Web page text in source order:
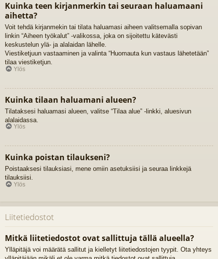
Kuinka teen kirjanmerkin tai seuraan haluamaani
aihetta?
Voit tehdä kirjanmekin tai tilata haluamasi aiheen valitsemalla sopivan
linkin “Aiheen työkalut” -valikossa, joka on sijoitettu kätevästi
keskustelun ylä- ja alalaidan lähelle.
Viestiketjuun vastaaminen ja valinta “Huomauta kun vastaus lähetetään”
tilaa viestiketjun.
Ylös
Kuinka tilaan haluamani alueen?
Tilataksesi haluamasi alueen, valitse “Tilaa alue” -linkki, aluesivun
alalaidassa.
Ylös
Kuinka poistan tilaukseni?
Poistaaksesi tilauksiasi, mene omiin asetuksiisi ja seuraa linkkejä
tilauksiisi.
Ylös
Liitetiedostot
Mitkä liitetiedostot ovat sallittuja tällä alueella?
Ylläpitäjä voi määrätä sallitut ja kielletyt liitetiedostojen tyypit. Ota yhteys